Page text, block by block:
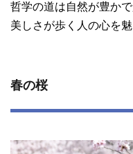
哲学の道は自然が豊か
美しさが歩く人の心を魅
春の桜